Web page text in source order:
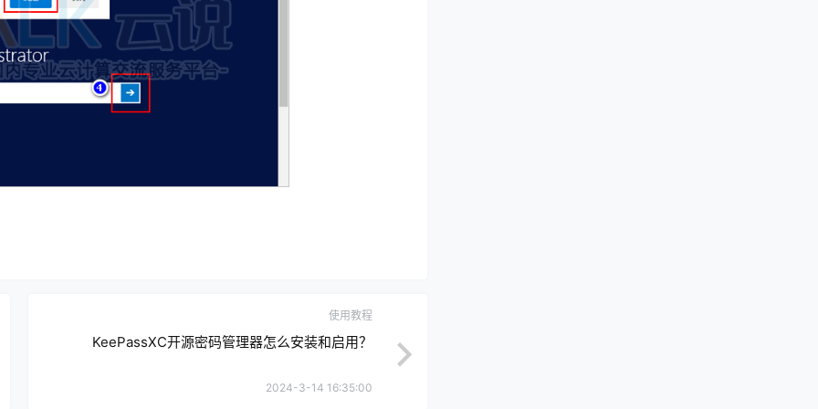
使用教程
KeePassXC开源密码管理器怎么安装和启用？
2024-3-14 16:35:00